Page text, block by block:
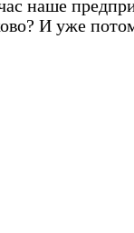
наше
? И уже